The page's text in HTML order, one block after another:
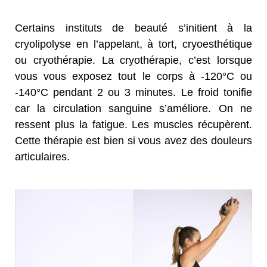
Certains instituts de beauté s’initient à la
cryolipolyse en l’appelant, à tort, cryoesthétique
ou cryothérapie. La cryothérapie, c’est lorsque
vous vous exposez tout le corps à -120°C ou
-140°C pendant 2 ou 3 minutes. Le froid tonifie
car la circulation sanguine s’améliore. On ne
ressent plus la fatigue. Les muscles récupèrent.
Cette thérapie est bien si vous avez des douleurs
articulaires.